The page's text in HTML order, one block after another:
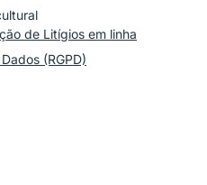
de Litígios em linha
(RGPD)